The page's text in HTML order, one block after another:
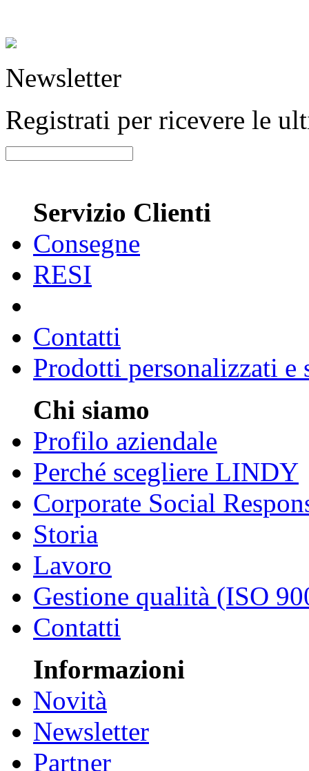
Newsletter
Registrati per ricevere le
Servizio Clienti
Consegne
RESI
Contatti
Prodotti personalizzati e
Chi siamo
Profilo aziendale
Perché scegliere LINDY
Corporate Social
Storia
Lavoro
Gestione qualità (ISO
Contatti
Informazioni
Novità
Newsletter
Partner